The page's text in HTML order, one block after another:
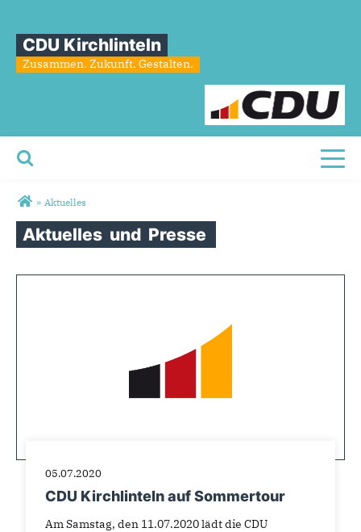
CDU Kirchlinteln
Zusammen. Zukunft. Gestalten.
Sie sind hier
» Aktuelles
Aktuelles und Presse
05.07.2020
CDU Kirchlinteln auf Sommertour
Am Samstag, den 11.07.2020 lädt die CDU